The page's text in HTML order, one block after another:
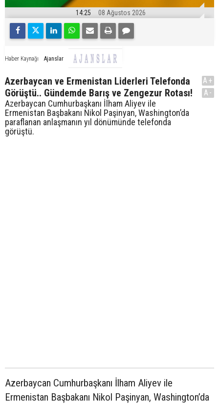
14:25 08 Ağustos 2026
Haber Kaynağı Ajanslar
Azerbaycan ve Ermenistan Liderleri Telefonda
Görüştü.. Gündemde Barış ve Zengezur Rotası!
Azerbaycan Cumhurbaşkanı İlham Aliyev ile
Ermenistan Başbakanı Nikol Paşinyan, Washington’da
paraflanan anlaşmanın yıl dönümünde telefonda
görüştü.
A+
A-
Azerbaycan Cumhurbaşkanı İlham Aliyev ile
Ermenistan Başbakanı Nikol Paşinyan, Washington’da